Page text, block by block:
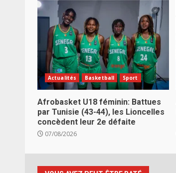
Actualités Basketball Sport
Afrobasket U18 féminin: Battues
par Tunisie (43-44), les Lioncelles
concèdent leur 2e défaite
07/08/2026